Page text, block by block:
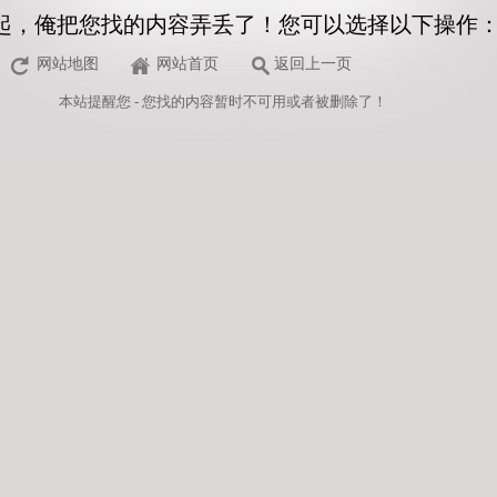
，俺把您找的内容弄丢了！您可以选择以下操作
网站地图 网站首页 返回上一页
本站提醒您 - 您找的内容暂时不可用或者被删除了！